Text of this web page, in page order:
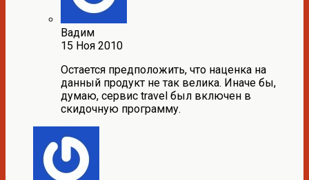
Вадим
15 Ноя 2010
Остается предположить, что наценка на
данный продукт не так велика. Иначе бы,
думаю, сервис travel был включен в
скидочную программу.